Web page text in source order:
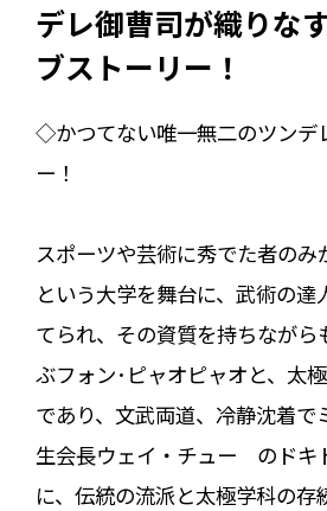
デレ御曹司が織りな
ブストーリー！
◇かつてない唯一無二のツンデ
ー！
スポーツや芸術に秀でた者のみ
という大学を舞台に、武術の達
てられ、その資質を持ちなが
ぶフォン･ピャオピャオと、太
であり、文武両道、冷静沈着で
生会長ウェイ・チュー のドキ
に、伝統の流派と太極学科の存